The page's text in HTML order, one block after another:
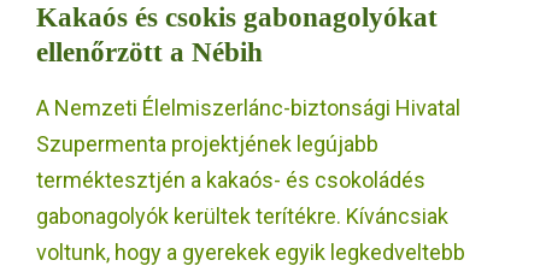
R
Y
M
E
Kakaós és csokis gabonagolyókat
ellenőrzött a Nébih
A Nemzeti Élelmiszerlánc-biztonsági Hivatal
Szupermenta projektjének legújabb
terméktesztjén a kakaós- és csokoládés
gabonagolyók kerültek terítékre. Kíváncsiak
voltunk, hogy a gyerekek egyik legkedveltebb